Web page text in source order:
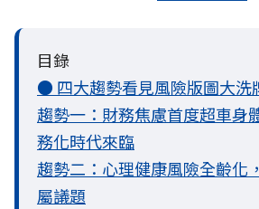
目錄
● 四大趨勢看見風險版圖大洗
趨勢一：財務焦慮首度超車身
務化時代來臨
趨勢二：心理健康風險全齡化
屬議題